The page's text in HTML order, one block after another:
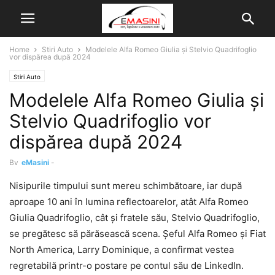
Home Stiri Auto
Modelele Alfa Romeo Giulia și Stelvio Quadrifoglio
vor dispărea după 2024
Stiri Auto
Modelele Alfa Romeo Giulia și
Stelvio Quadrifoglio vor
dispărea după 2024
By eMasini -
Nisipurile timpului sunt mereu schimbătoare, iar după
aproape 10 ani în lumina reflectoarelor, atât Alfa Romeo
Giulia Quadrifoglio, cât și fratele său, Stelvio Quadrifoglio,
se pregătesc să părăsească scena. Șeful Alfa Romeo și Fiat
North America, Larry Dominique, a confirmat vestea
regretabilă printr-o postare pe contul său de LinkedIn.